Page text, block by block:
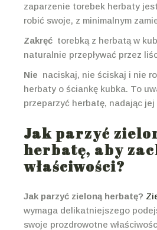
zaparzenie torebek herbaty
robić swoje, z minimalnym
Zakręć torebką z herbatą w
naturalnie przepływać przez
Nie naciskaj, nie ściskaj i nie
herbaty o ściankę kubka. To
przeparzyć herbatę, nadając jej
Jak parzyć
herbatę, aby
właściwości?
Jak parzyć zieloną herbatę?
wymaga delikatniejszego
swoje prozdrowotne